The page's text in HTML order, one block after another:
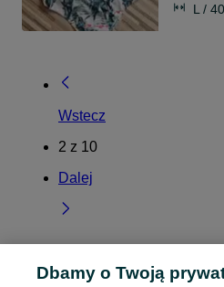
L / 40
Wstecz
2 z 10
Dalej
Strona główna Podkarpackie Wola
Dbamy o Twoją